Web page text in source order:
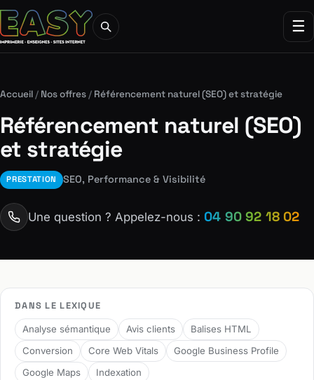
☰
Accueil / Nos offres / Référencement naturel (SEO) et stratégie
Référencement naturel (SEO)
et stratégie
PRESTATION SEO, Performance & Visibilité
Une question ? Appelez-nous : 04 90 92 18 02
DANS LE LEXIQUE
Analyse sémantique Avis clients
Balises HTML
Conversion
Core Web Vitals
Google Business Profile
Google Maps
Indexation